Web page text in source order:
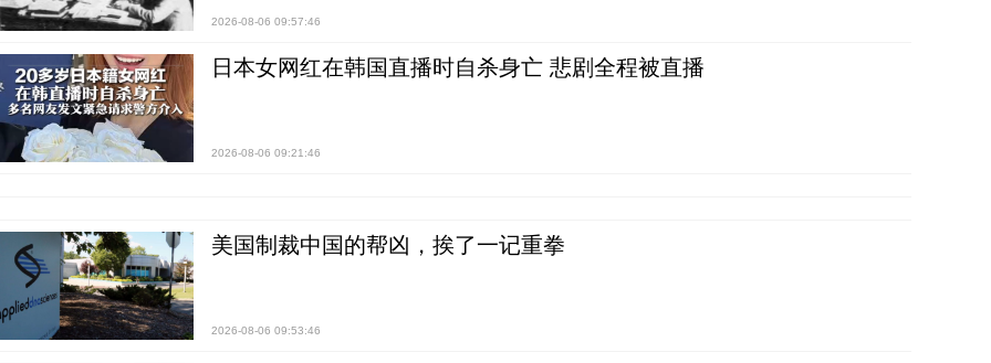
2026-08-06 09:57:46
日本女网红在韩国直播时自杀身亡 悲剧全程被直播
2026-08-06 09:21:46
美国制裁中国的帮凶，挨了一记重拳
2026-08-06 09:53:46